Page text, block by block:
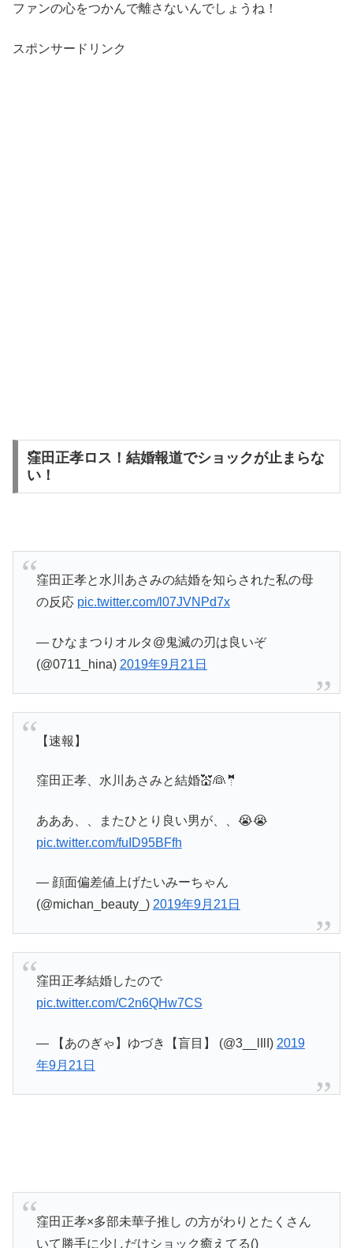
ファンの心をつかんで離さないんでしょうね！
スポンサードリンク
窪田正孝ロス！結婚報道でショックが止まらな
い！
窪田正孝と水川あさみの結婚を知らされた私の母
の反応 pic.twitter.com/l07JVNPd7x
— ひなまつりオルタ@鬼滅の刃は良いぞ
(@0711_hina) 2019年9月21日
【速報】
窪田正孝、水川あさみと結婚💒👰🤵
あああ、、またひとり良い男が、、😭😭
pic.twitter.com/fuID95BFfh
— 顔面偏差値上げたいみーちゃん
(@michan_beauty_) 2019年9月21日
窪田正孝結婚したので
pic.twitter.com/C2n6QHw7CS
— 【あのぎゃ】ゆづき【盲目】 (@3__lIlI) 2019
年9月21日
窪田正孝×多部未華子推し の方がわりとたくさん
いて勝手に少しだけショック癒えてる()